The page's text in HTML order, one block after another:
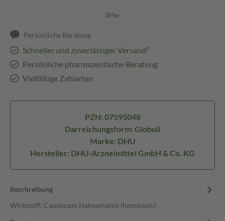
Persönliche Beratung
Schneller und zuverlässiger Versand³
Persönliche pharmazeutische Beratung
Vielfältige Zahlarten
PZN: 07595048
Darreichungsform: Globuli
Marke: DHU
Hersteller: DHU-Arzneimittel GmbH & Co. KG
Beschreibung
Wirkstoff: Causticum Hahnemanni (homöoph.)